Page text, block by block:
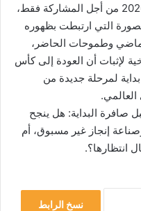
لا يذهب منتخب العراق إلى مونديال 2026 من أجل المشاركة فقط،
التي ارتبطت بظهوره
وطموحات الحاضر،
لإثبات أن العودة إلى كأس
لمرحلة جديدة من
صافرة البداية: هل ينجح
إنجاز غير مسبوق، أم
انتظارها؟.
نسخ الرابط